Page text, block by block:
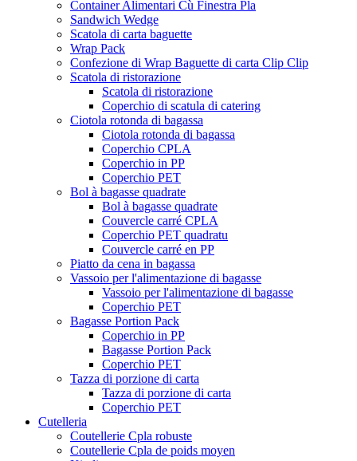
Container Alimentari Cù Finestra Pla
Sandwich Wedge
Scatola di carta baguette
Wrap Pack
Confezione di Wrap Baguette di carta Clip Clip
Scatola di ristorazione
Scatola di ristorazione
Coperchio di scatula di catering
Ciotola rotonda di bagassa
Ciotola rotonda di bagassa
Coperchio CPLA
Coperchio in PP
Coperchio PET
Bol à bagasse quadrate
Bol à bagasse quadrate
Couvercle carré CPLA
Coperchio PET quadratu
Couvercle carré en PP
Piatto da cena in bagassa
Vassoio per l'alimentazione di bagasse
Vassoio per l'alimentazione di bagasse
Coperchio PET
Bagasse Portion Pack
Coperchio in PP
Bagasse Portion Pack
Coperchio PET
Tazza di porzione di carta
Tazza di porzione di carta
Coperchio PET
Cutelleria
Coutellerie Cpla robuste
Coutellerie Cpla de poids moyen